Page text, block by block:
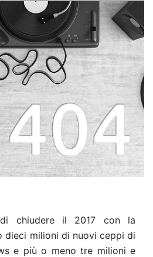
chiudere il 2017 con la
dieci milioni di nuovi ceppi di
e più o meno tre milioni e